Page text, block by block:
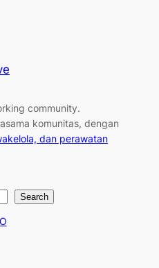
community.
komunitas, dengan
dan perawatan
Search